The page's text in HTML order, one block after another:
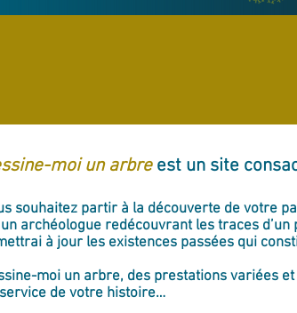
moi un arbre est un site
souhaitez partir à la découverte de votre
un archéologue redécouvrant les traces d’un
à jour les existences passées qui
moi un arbre, des prestations variées
de votre histoire…